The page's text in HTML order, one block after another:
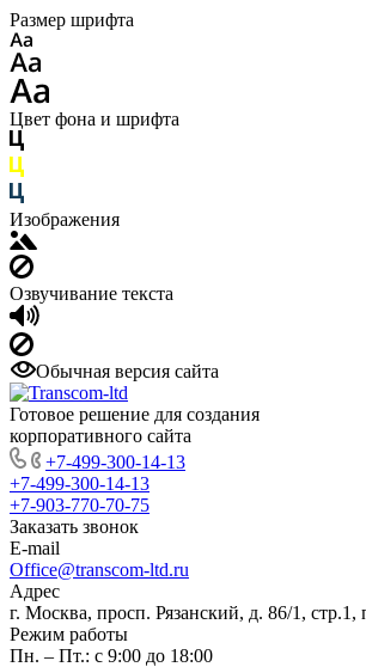
Размер шрифта
Цвет фона и шрифта
Изображения
Озвучивание текста
Обычная версия сайта
Готовое решение для создания
корпоративного сайта
+7-499-300-14-13
+7-499-300-14-13
+7-903-770-70-75
Заказать звонок
E-mail
Office@transcom-ltd.ru
Адрес
г. Москва, просп. Рязанский, д. 86/1, стр.1,
Режим работы
Пн. – Пт.: с 9:00 до 18:00